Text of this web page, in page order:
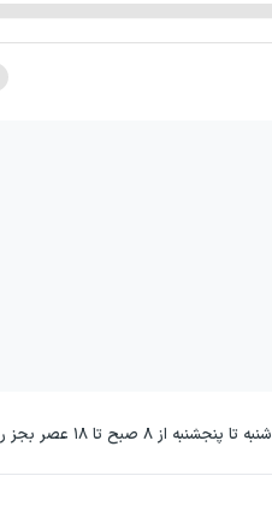
شنبه تا پنجشنبه از ۸ صبح تا ۱۸ عصر بجز روزهای تعطیل